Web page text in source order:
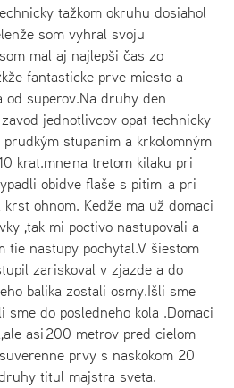
tažkom okruhu dosiahol
som vyhral svoju
mal aj najlepši čas zo
fantasticke prve miesto a
od superov.Na druhy den
jednotlivcov opat technicky
stupanim a krkolomným
krat.mne na tretom kilaku pri
obidve flaše s pitim a pri
ohnom. Kedže ma už domaci
,tak mi poctivo nastupovali a
tie nastupy pochytal.V šiestom
zariskoval v zjazde a do
balika zostali osmy.Išli sme
sme do posledneho kola .Domaci
asi 200 metrov pred cielom
prvy s naskokom 20
titul majstra sveta.